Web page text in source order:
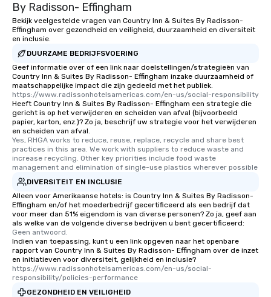
By Radisson- Effingham
Bekijk veelgestelde vragen van Country Inn & Suites By Radisson-
Effingham over gezondheid en veiligheid, duurzaamheid en diversiteit
en inclusie.
DUURZAME BEDRIJFSVOERING
Geef informatie over of een link naar doelstellingen/strategieën van
Country Inn & Suites By Radisson- Effingham inzake duurzaamheid of
maatschappelijke impact die zijn gedeeld met het publiek.
https://www.radissonhotelsamericas.com/en-us/social-responsibility
Heeft Country Inn & Suites By Radisson- Effingham een strategie die
gericht is op het verwijderen en scheiden van afval (bijvoorbeeld
papier, karton, enz.)? Zo ja, beschrijf uw strategie voor het verwijderen
en scheiden van afval.
Yes, RHGA works to reduce, reuse, replace, recycle and share best
practices in this area. We work with suppliers to reduce waste and
increase recycling. Other key priorities include food waste
management and elimination of single-use plastics wherever possible
DIVERSITEIT EN INCLUSIE
Alleen voor Amerikaanse hotels: is Country Inn & Suites By Radisson-
Effingham en/of het moederbedrijf gecertificeerd als een bedrijf dat
voor meer dan 51% eigendom is van diverse personen? Zo ja, geef aan
als welke van de volgende diverse bedrijven u bent gecertificeerd:
Geen antwoord.
Indien van toepassing, kunt u een link opgeven naar het openbare
rapport van Country Inn & Suites By Radisson- Effingham over de inzet
en initiatieven voor diversiteit, gelijkheid en inclusie?
https://www.radissonhotelsamericas.com/en-us/social-
responsibility/policies-performance
GEZONDHEID EN VEILIGHEID